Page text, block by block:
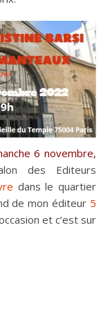
6 novembre,
des Editeurs
dans le quartier
de mon éditeur 5
et c’est sur